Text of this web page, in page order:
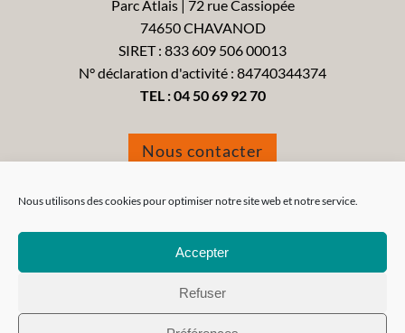
Nous utilisons des cookies pour optimiser notre site web et notre service.
Accepter
Refuser
Parc Atlais | 72 rue Cassiopée
74650 CHAVANOD
SIRET : 833 609 506 00013
N° déclaration d'activité : 84740344374
TEL :04 50 69 92 70
Nous contacter
Tous droits réservés 2021 - Réa-FormAction -